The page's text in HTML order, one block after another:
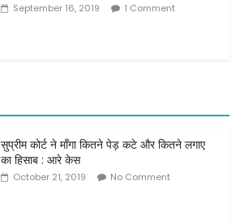
September 16, 2019 1 Comment
सुप्रीम कोर्ट ने माँगा कितने पेड़ कटे और कितने लगाए
का हिसाब : आरे केस
October 21, 2019 No Comment